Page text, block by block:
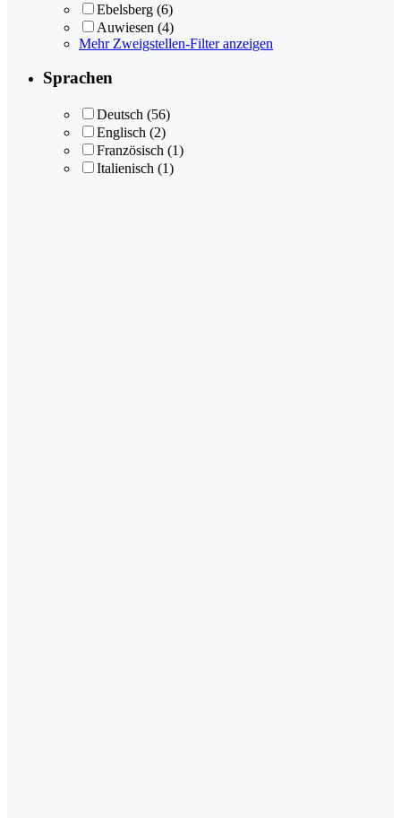
Ebelsberg (6)
Auwiesen (4)
Mehr Zweigstellen-Filter anzeigen
Sprachen
Deutsch (56)
Englisch (2)
Französisch (1)
Italienisch (1)